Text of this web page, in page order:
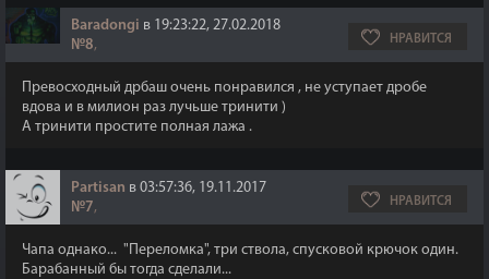
Baradongi в 19:23:22, 27.02.2018
№8, НРАВИТСЯ
Превосходный дрбаш очень понравился , не уступает дробе
вдова и в милион раз лучьше тринити )
А тринити простите полная лажа .
Partisan в 03:57:36, 19.11.2017
№7, НРАВИТСЯ
Чапа однако... "Переломка", три ствола, спусковой крючок один.
Барабанный бы тогда сделали...